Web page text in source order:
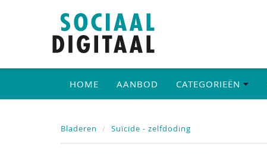
HOME AANBOD CATEGORIEËN
Bladeren Suïcide - zelfdoding